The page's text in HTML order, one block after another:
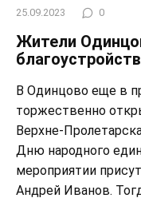
25.09.2023 0
Жители
В Одинцово еще в
торжественно
Верхне-
Дню народного
мероприятии
Андрей Иванов.